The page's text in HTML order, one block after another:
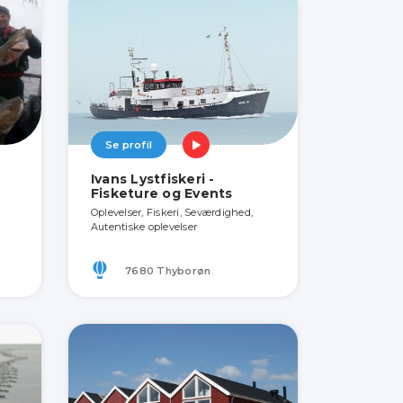
Se profil
Ivans Lystfiskeri -
Fisketure og Events
Oplevelser, Fiskeri, Seværdighed,
Autentiske oplevelser
7680 Thyborøn